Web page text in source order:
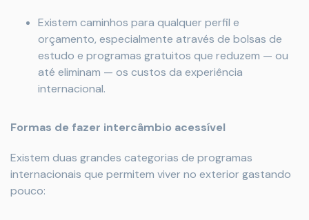
Existem caminhos para qualquer perfil e
orçamento, especialmente através de bolsas de
estudo e programas gratuitos que reduzem — ou
até eliminam — os custos da experiência
internacional.
Formas de fazer intercâmbio acessível
Existem duas grandes categorias de programas
internacionais que permitem viver no exterior gastando
pouco: